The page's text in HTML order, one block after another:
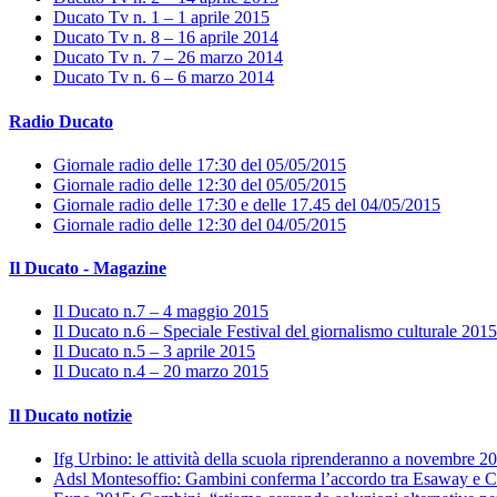
Ducato Tv n. 1 – 1 aprile 2015
Ducato Tv n. 8 – 16 aprile 2014
Ducato Tv n. 7 – 26 marzo 2014
Ducato Tv n. 6 – 6 marzo 2014
Radio Ducato
Giornale radio delle 17:30 del 05/05/2015
Giornale radio delle 12:30 del 05/05/2015
Giornale radio delle 17:30 e delle 17.45 del 04/05/2015
Giornale radio delle 12:30 del 04/05/2015
Il Ducato - Magazine
Il Ducato n.7 – 4 maggio 2015
Il Ducato n.6 – Speciale Festival del giornalismo culturale 2015
Il Ducato n.5 – 3 aprile 2015
Il Ducato n.4 – 20 marzo 2015
Il Ducato notizie
Ifg Urbino: le attività della scuola riprenderanno a novembre
Adsl Montesoffio: Gambini conferma l’accordo tra Esaway e